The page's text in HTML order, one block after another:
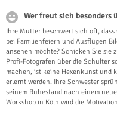
Wer freut sich besonders
Ihre Mutter beschwert sich oft,
bei Familienfeiern und Ausflügen
ansehen möchte? Schicken Sie sie
Profi-Fotografen über die Schulter
machen, ist keine Hexenkunst und
erlernt werden. Ihre Schwester
seinem Ruhestand nach einem
Workshop in Köln wird die